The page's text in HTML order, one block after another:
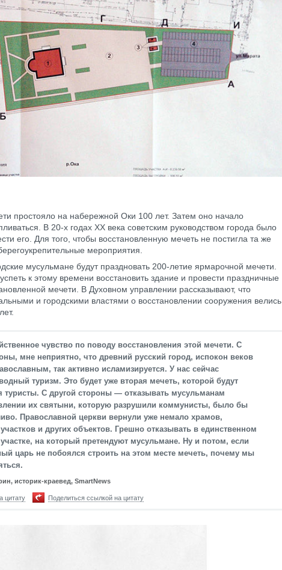
простояло на набережной Оки 100 лет. Затем оно начало
В 20-х годах XX века советским руководством города было
его. Для того, чтобы восстановленную мечеть не постигла та же
мероприятия.
мусульмане будут праздновать 200-летие ярмарочной мечети.
к этому времени восстановить здание и провести праздничные
мечети. В Духовном управлении рассказывают, что
и городскими властями о восстановлении сооружения велись
чувство по поводу восстановления этой мечети. С
мне неприятно, что древний русский город, испокон веков
так активно исламизируется. У нас сейчас
туризм. Это будет уже вторая мечеть, которой будут
туристы. С другой стороны — отказывать мусульманам
их святыни, которую разрушили коммунисты, было бы
Православной церкви вернули уже немало храмов,
и других объектов. Грешно отказывать в единственном
на который претендуют мусульмане. Ну и потом, если
царь не побоялся строить на этом месте мечеть, почему мы
историк-краевед, SmartNews
цитату Поделиться ссылкой на цитату